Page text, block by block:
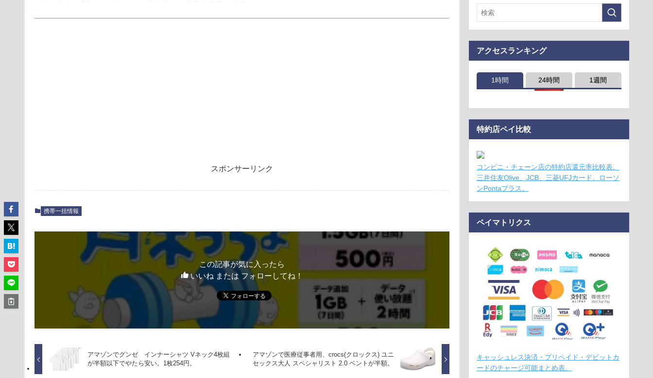
スポンサーリンク
携帯一括情報
この記事が気に入ったら
いいね または フォローしてね！
アマゾンでグンゼ インナーシャツ Vネック4枚組
が半額以下でやたら安い。1枚254円。
アマゾンで医療従事者用、crocs(クロックス) ユニ
セックス大人 スペシャリスト 2.0 ベントが半額。
アクセスランキング
1時間 24時間 1週間
特約店ペイ比較
コンビニ・チェーン店の特約店還元率比較表。
三井住友Olive、JCB、三菱UFJカード、ローソ
ンPontaプラス。
ペイマトリクス
キャッシュレス決済・プリペイド・デビットカ
ードのチャージ可能まとめ表。